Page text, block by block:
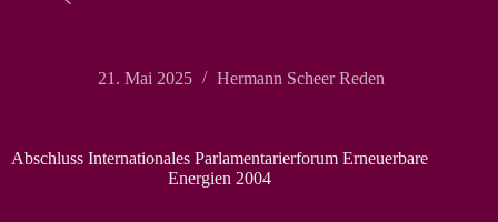
21. Mai 2025 Hermann Scheer Reden
Abschluss Internationales Parlamentarierforum Erneuerbare
Energien 2004